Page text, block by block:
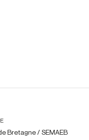
Bretagne / SEMAEB